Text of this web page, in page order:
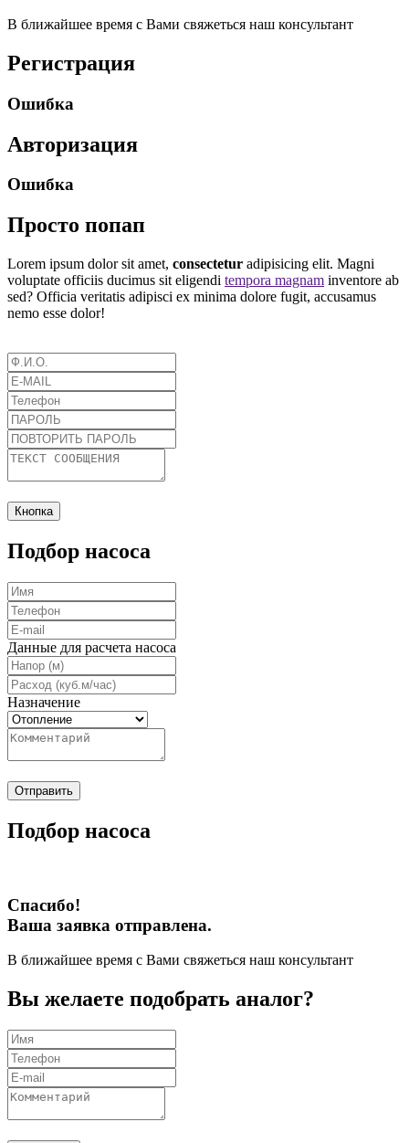
В ближайшее время с Вами свяжеться наш консультант
Регистрация
Ошибка
Авторизация
Ошибка
Просто попап
Lorem ipsum dolor sit amet, consectetur adipisicing elit. Magni
voluptate officiis ducimus sit eligendi tempora magnam inventore ab
sed? Officia veritatis adipisci ex minima dolore fugit, accusamus
nemo esse dolor!
Кнопка
Подбор насоса
Данные для расчета насоса
Назначение
Отправить
Подбор насоса
Спасибо!
Ваша заявка отправлена.
В ближайшее время с Вами свяжеться наш консультант
Вы желаете подобрать аналог?